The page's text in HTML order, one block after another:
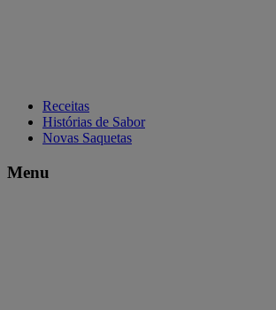
Receitas
Histórias de Sabor
Novas Saquetas
Menu